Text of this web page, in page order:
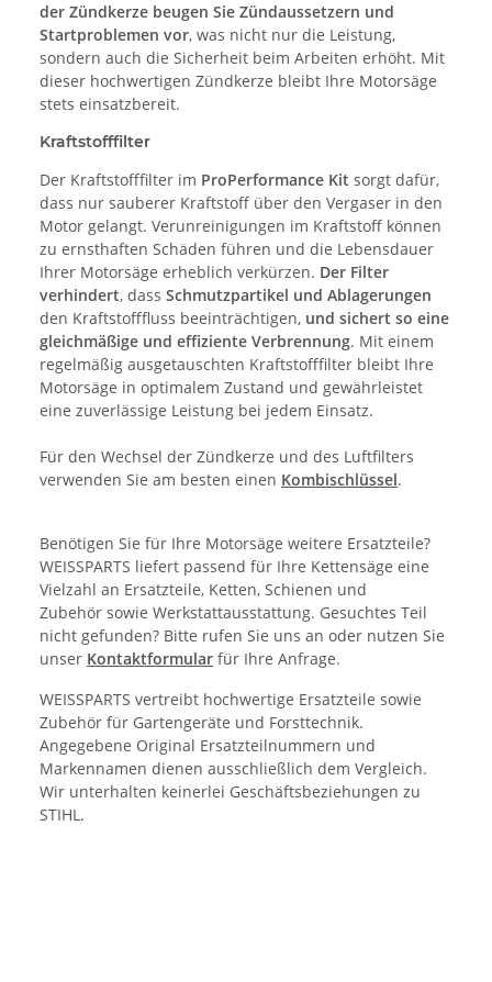
der Zündkerze beugen Sie Zündaussetzern und
Startproblemen vor, was nicht nur die Leistung,
sondern auch die Sicherheit beim Arbeiten erhöht. Mit
dieser hochwertigen Zündkerze bleibt Ihre Motorsäge
stets einsatzbereit.
Kraftstofffilter
Der Kraftstofffilter im ProPerformance Kit sorgt dafür,
dass nur sauberer Kraftstoff über den Vergaser in den
Motor gelangt. Verunreinigungen im Kraftstoff können
zu ernsthaften Schäden führen und die Lebensdauer
Ihrer Motorsäge erheblich verkürzen. Der Filter
verhindert, dass Schmutzpartikel und Ablagerungen
den Kraftstofffluss beeinträchtigen, und sichert so eine
gleichmäßige und effiziente Verbrennung. Mit einem
regelmäßig ausgetauschten Kraftstofffilter bleibt Ihre
Motorsäge in optimalem Zustand und gewährleistet
eine zuverlässige Leistung bei jedem Einsatz.
Für den Wechsel der Zündkerze und des Luftfilters
verwenden Sie am besten einen Kombischlüssel.
Benötigen Sie für Ihre Motorsäge weitere Ersatzteile?
WEISSPARTS liefert passend für Ihre Kettensäge eine
Vielzahl an Ersatzteile, Ketten, Schienen und
Zubehör sowie Werkstattausstattung. Gesuchtes Teil
nicht gefunden? Bitte rufen Sie uns an oder nutzen Sie
unser Kontaktformular für Ihre Anfrage.
WEISSPARTS vertreibt hochwertige Ersatzteile sowie
Zubehör für Gartengeräte und Forsttechnik.
Angegebene Original Ersatzteilnummern und
Markennamen dienen ausschließlich dem Vergleich.
Wir unterhalten keinerlei Geschäftsbeziehungen zu
STIHL.